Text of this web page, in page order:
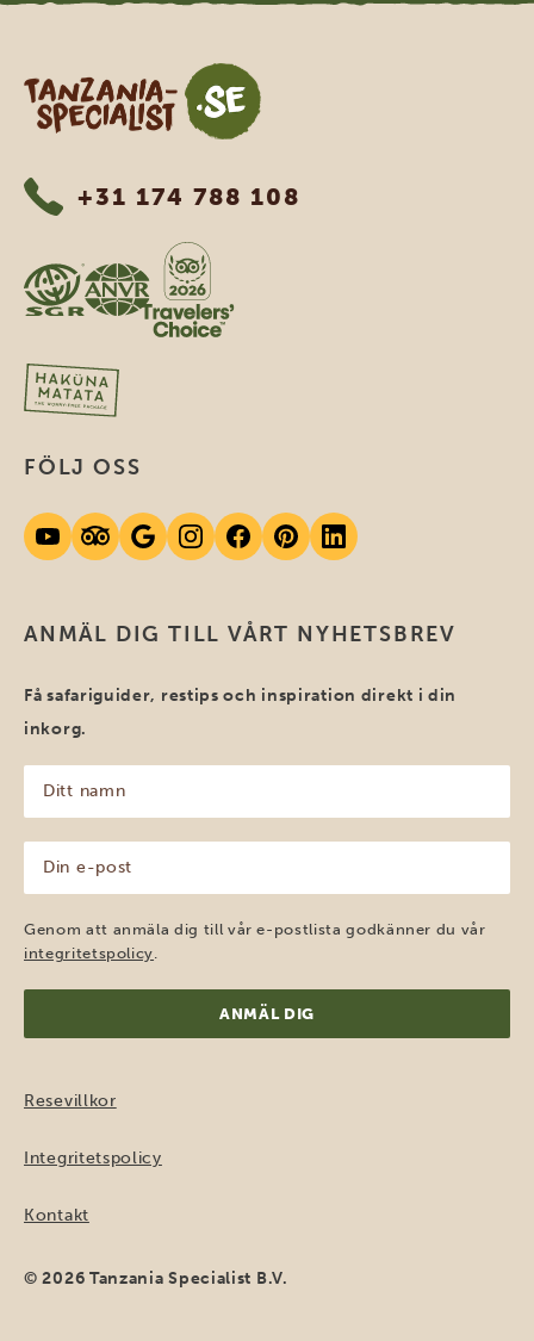
Tanzania Specialist
+31 174 788 108
ANMÄL DIG TILL VÅRT NYHETSBREV
Få safariguider, restips och inspiration direkt i din
inkorg.
namn
(Obligatoriskt)
post
(Obligatoriskt)
Genom att anmäla dig till vår e-postlista godkänner du vår
integritetspolicy
FÖLJ OSS
Resevillkor
Integritetspolicy
Kontakt
© 2026 Tanzania Specialist B.V.